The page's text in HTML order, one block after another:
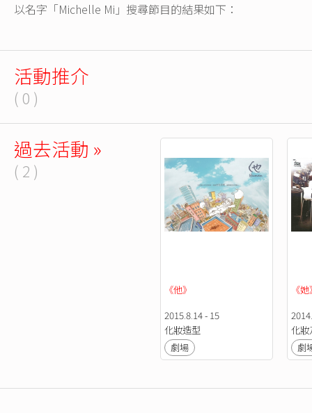
以名字「Michelle Mi」搜尋節目的結果如下：
活動推介
( 0 )
過去活動 »
( 2 )
《他》
2015.8.14 - 15
化妝造型
劇場
《
化妝
劇